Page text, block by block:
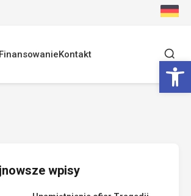
FinansowanieKontakt
wpisy